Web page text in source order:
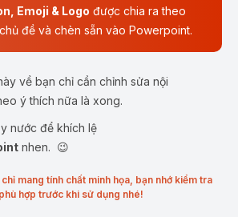
Emoji & Logo được chia ra theo
đề và chèn sẵn vào Powerpoint.
về bạn chỉ cần chỉnh sửa nội
ý thích nữa là xong.
nước để khích lệ
nhen. 😉
mang tính chất minh họa, bạn nhớ kiểm tra
hợp trước khi sử dụng nhé!